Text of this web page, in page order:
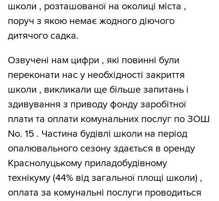
школи , розташованої на околиці міста ,
поруч з якою немає жодного діючого
дитячого садка.
Озвучені нам цифри , які повинні були
переконати нас у необхідності закриття
школи , викликали ще більше запитань і
здивування з приводу фонду заробітної
плати та оплати комунальних послуг по ЗОШ
No. 15 . Частина будівлі школи на період
опалювального сезону здається в оренду
Краснолуцькому приладобудівному
технікуму (44% від загальної площі школи) ,
оплата за комунальні послуги проводиться